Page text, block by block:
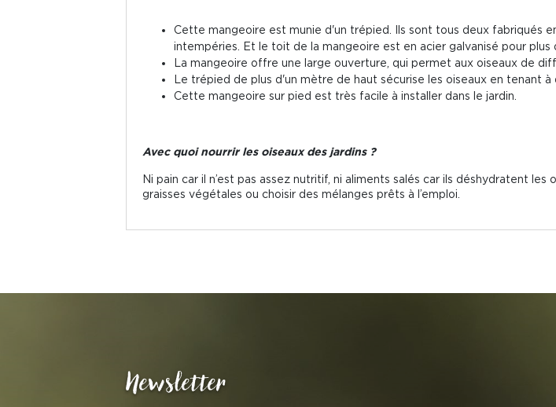
Cette mangeoire est munie d'un trépied. Ils sont tous deux fabriqués
intempéries. Et le toit de la mangeoire est en acier galvanisé pour plus
La mangeoire offre une large ouverture, qui permet aux oiseaux de
Le trépied de plus d'un mètre de haut sécurise les oiseaux en tenant à
Cette mangeoire sur pied est très facile à installer dans le jardin.
Avec quoi nourrir les oiseaux des jardins ?
Ni pain car il n’est pas assez nutritif, ni aliments salés car ils déshydratent
graisses végétales ou choisir des mélanges prêts à l’emploi.
Newsletter